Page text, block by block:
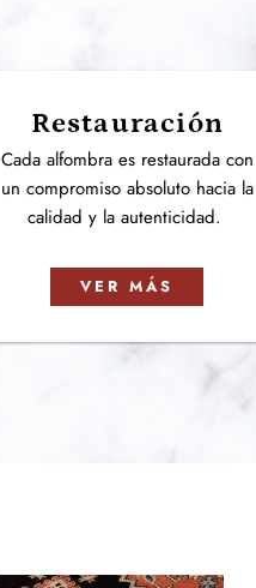
Restauración
Cada alfombra es restaurada con
un compromiso absoluto hacia la
calidad y la autenticidad.
VER MÁS